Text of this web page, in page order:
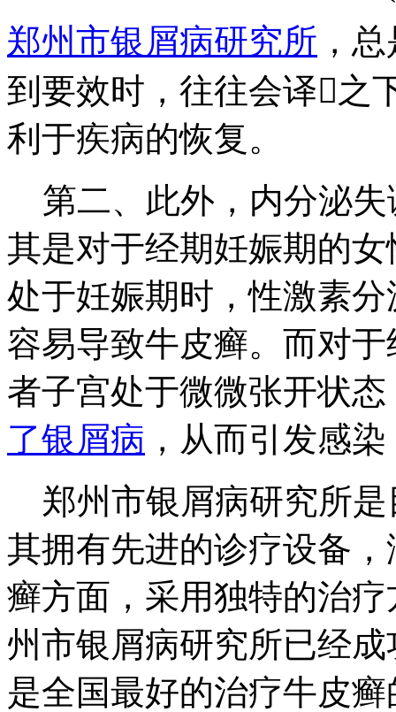
郑州市银屑病研究所 ，
到要效时，往往会译之
利于疾病的恢复。
第二、此外，内分泌失
其是对于经期妊娠期的
处于妊娠期时，性激素
容易导致牛皮癣。而对
者子宫处于微微张开状
了银屑病 ，从而引发感
郑州市银屑病研究所是
其拥有先进的诊疗设备
癣方面，采用独特的治
州市银屑病研究所已经
是全国最好的治疗牛皮